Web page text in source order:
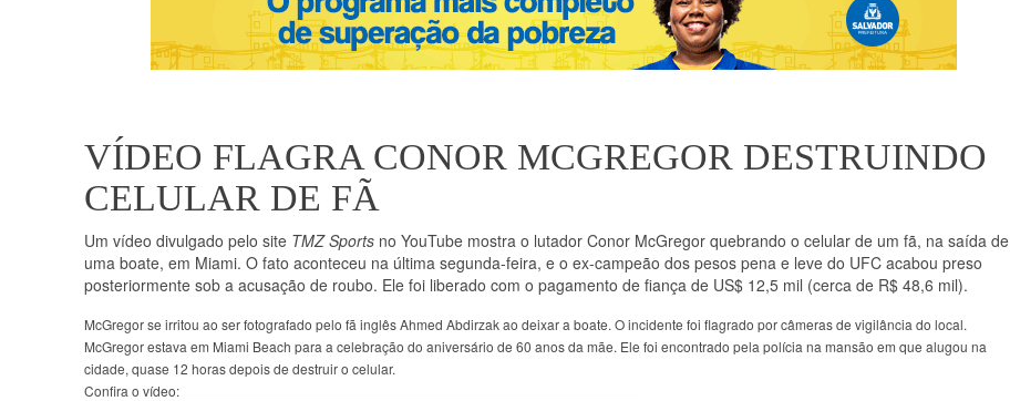
VÍDEO FLAGRA CONOR MCGREGOR DESTRUINDO
CELULAR DE FÃ
Um vídeo divulgado pelo site TMZ Sports no YouTube mostra o lutador Conor McGregor quebrando o celular de um fã, na saída de
uma boate, em Miami. O fato aconteceu na última segunda-feira, e o ex-campeão dos pesos pena e leve do UFC acabou preso
posteriormente sob a acusação de roubo. Ele foi liberado com o pagamento de fiança de US$ 12,5 mil (cerca de R$ 48,6 mil).
McGregor se irritou ao ser fotografado pelo fã inglês Ahmed Abdirzak ao deixar a boate. O incidente foi flagrado por câmeras de vigilância do local.
McGregor estava em Miami Beach para a celebração do aniversário de 60 anos da mãe. Ele foi encontrado pela polícia na mansão em que alugou na
cidade, quase 12 horas depois de destruir o celular.
Confira o vídeo: